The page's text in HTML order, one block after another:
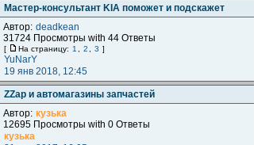
Мастер-консультант KIA поможет и подскажет
Автор: deadkean
31724 Просмотры with 44 Ответы
[ На страницу: 1 2 3 ]
YuNarY
19 янв 2018, 12:45
ZZap и автомагазины запчастей
Автор: кузька
12695 Просмотры with 0 Ответы
кузька